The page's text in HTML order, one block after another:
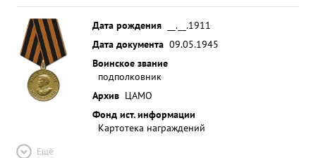
Дата рождения
__.__.1911
Дата документа 09.05.1945
Воинское звание
подполковник
Архив ЦАМО
Фонд ист. информации
Картотека награждений
Ещё